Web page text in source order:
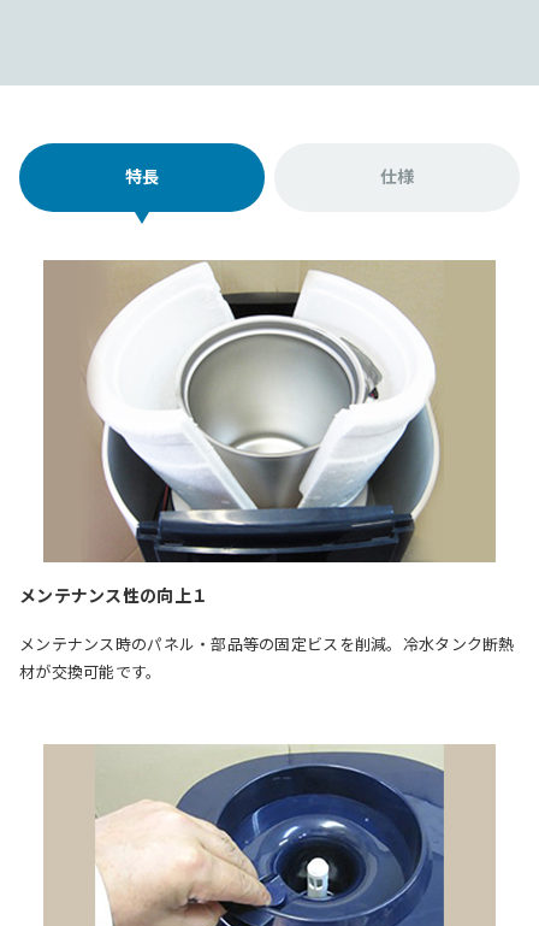
特長 仕様
メンテナンス性の向上１
メンテナンス時のパネル・部品等の固定ビスを削減。冷水タンク断熱
材が交換可能です。